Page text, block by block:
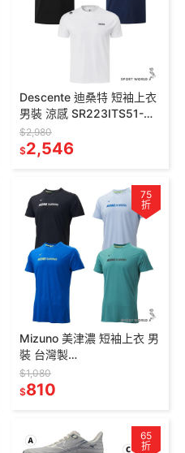
Descente 迪桑特 短袖上衣
男裝 涼感 SR223ITS51-
BLK0/SR223ITS51-
NAV0/WHT0
$2,980
$2,546
75
折
Mizuno 美津濃 短袖上衣 男
裝 台灣製
J2TAD00309/J2TAD003
21/J2TAD00322/33
$1,080
$810
65
折